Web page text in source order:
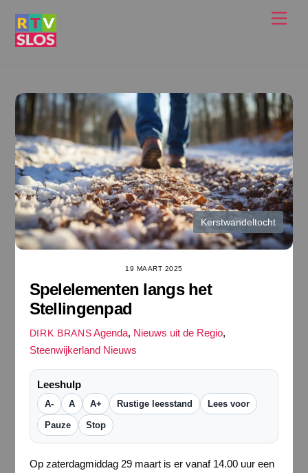
Kerstwandeltocht
19 MAART 2025
Spelelementen langs het
Stellingenpad
DIRK BRANS Agenda, Nieuws uit de Regio,
Steenwijkerland Nieuws
Leeshulp
A- A A+ Rustige leesstand Lees voor
Pauze Stop
Op zaterdagmiddag 29 maart is er vanaf 14.00 uur een